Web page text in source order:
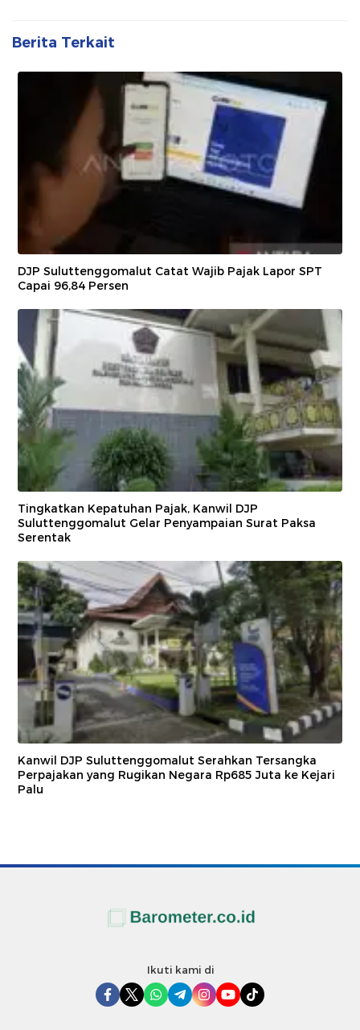
Berita Terkait
DJP Suluttenggomalut Catat Wajib Pajak Lapor SPT
Capai 96,84 Persen
Tingkatkan Kepatuhan Pajak, Kanwil DJP
Suluttenggomalut Gelar Penyampaian Surat Paksa
Serentak
Kanwil DJP Suluttenggomalut Serahkan Tersangka
Perpajakan yang Rugikan Negara Rp685 Juta ke Kejari
Palu
Ikuti kami di